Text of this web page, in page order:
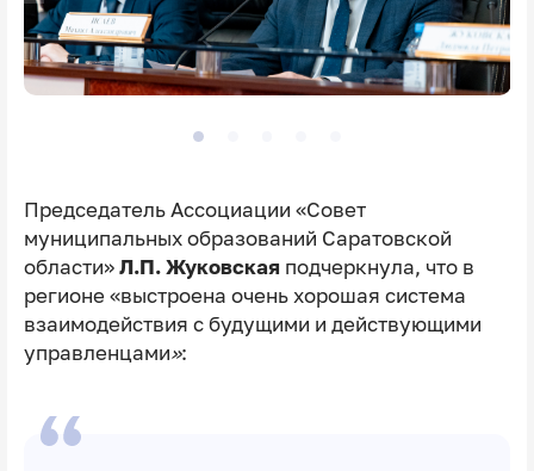
Председатель Ассоциации «Совет
муниципальных образований Саратовской
области» Л.П. Жуковская подчеркнула, что в
регионе «выстроена очень хорошая система
взаимодействия с будущими и действующими
управленцами»: